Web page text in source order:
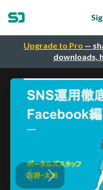
Upgrade to Pro —
downloads,